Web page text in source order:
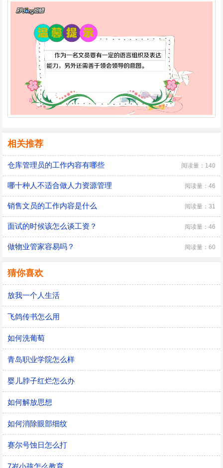
相关推荐
仓库管理员的工作内容有哪些 阅读量：140
哪十种人不适合做人力资源管理 阅读量：46
销售文员的工作内容是什么 阅读量：31
面试的时候该怎么谈工资？ 阅读量：46
做物业管家容易吗？ 阅读量：60
猜你喜欢
放我一个人生活
飞鸽传书怎么用
如何洗葡萄
青岛职业学院怎么样
婴儿脖子红烂怎么办
如何解放思想
如何消除眼部细纹
赛尔号蚀日怎么打
7岁小孩怎么教育